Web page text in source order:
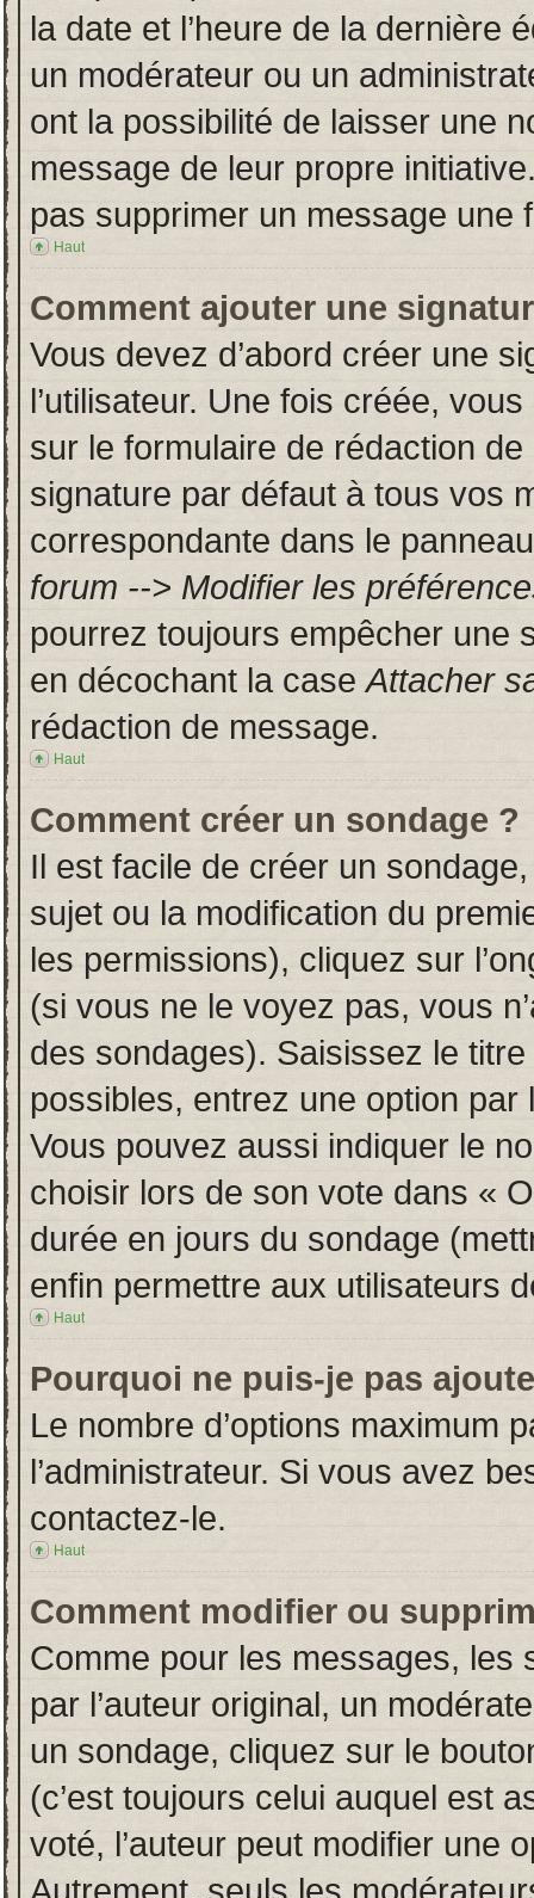
la date et l’heure de la dernière
un modérateur ou un
ont la possibilité de laisser une
message de leur propre
pas supprimer un message une
Haut
Comment ajouter une
Vous devez d’abord créer une
l’utilisateur. Une fois créée,
sur le formulaire de rédaction
signature par défaut à tous vos
correspondante dans le
forum --> Modifier les
pourrez toujours empêcher une
en décochant la caseAttacher
rédaction de message.
Haut
Comment créer un sondage ?
Il est facile de créer un
sujet ou la modification du
les permissions), cliquez sur
(si vous ne le voyez pas, vous
des sondages). Saisissez le
possibles, entrez une option
Vous pouvez aussi indiquer le
choisir lors de son vote dans «
durée en jours du sondage
enfin permettre aux utilisateurs
Haut
Pourquoi ne puis-je pas
Le nombre d’options maximum
l’administrateur. Si vous avez
contactez-le.
Haut
Comment modifier ou
Comme pour les messages, les
par l’auteur original, un
un sondage, cliquez sur le
(c’est toujours celui auquel est
voté, l’auteur peut modifier une